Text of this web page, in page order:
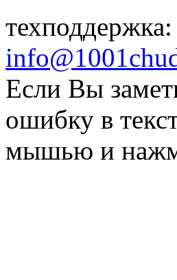
техподдержка:
Если Вы
ошибку в
мышью и